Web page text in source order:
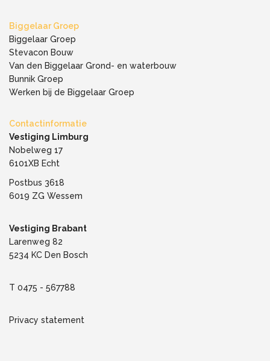
Biggelaar Groep
Biggelaar Groep
Stevacon Bouw
Van den Biggelaar Grond- en waterbouw
Bunnik Groep
Werken bij de Biggelaar Groep
Contactinformatie
Vestiging Limburg
Nobelweg 17
6101XB Echt
Postbus 3618
6019 ZG Wessem
Vestiging Brabant
Larenweg 82
5234 KC Den Bosch
T 0475 - 567788
Privacy statement